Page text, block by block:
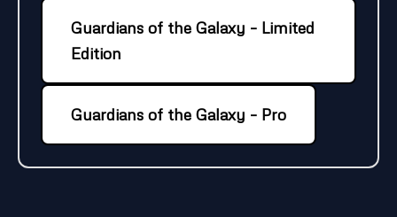
Guardians of the Galaxy – Limited
Edition
Guardians of the Galaxy – Pro